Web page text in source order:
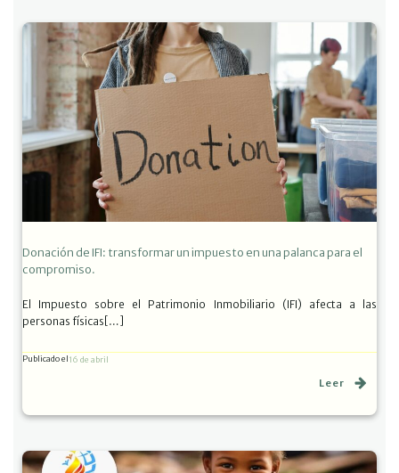
Donación de IFI: transformar un impuesto en una palanca para el
compromiso.
El Impuesto sobre el Patrimonio Inmobiliario (IFI) afecta a las
personas físicas[…]
Publicado el16 de abril
Leer